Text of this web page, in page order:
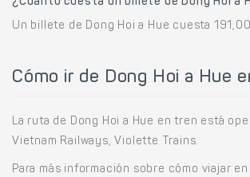
¿Cuánto cuesta un billete de Dong Hoi a
Un billete de Dong Hoi a Hue cuesta
Cómo ir de Dong Hoi a Hue
La ruta de Dong Hoi a Hue en tren está
Vietnam Railways, Violette Trains.
Para más información sobre cómo viajar